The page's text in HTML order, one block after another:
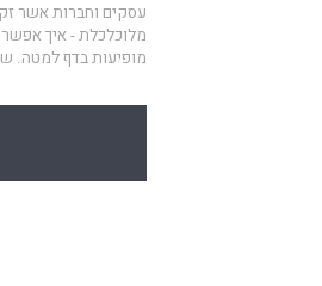
עסקים וחברות אשר
מלוכלכלת - איך
מופיעות בדף למטה.